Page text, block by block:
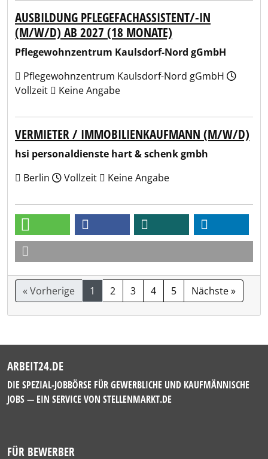
AUSBILDUNG PFLEGEFACHASSISTENT/-IN
(M/W/D) AB 2027 (18 MONATE)
Pflegewohnzentrum Kaulsdorf-Nord gGmbH
Pflegewohnzentrum Kaulsdorf-Nord gGmbH
Vollzeit
Keine Angabe
VERMIETER / IMMOBILIENKAUFMANN (M/W/D)
hsi personaldienste hart & schenk gmbh
Berlin
Vollzeit Keine Angabe
« Vorherige 1 2 3 4 5 Nächste »
ARBEIT24.DE
DIE SPEZIAL-JOBBÖRSE FÜR GEWERBLICHE UND KAUFMÄNNISCHE
JOBS — EIN SERVICE VON STELLENMARKT.DE
FÜR BEWERBER